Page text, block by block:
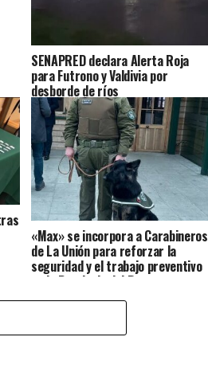
SENAPRED declara Alerta Roja
para Futrono y Valdivia por
desborde de ríos
«Max» se incorpora a Carabineros
de La Unión para reforzar la
seguridad y el trabajo preventivo
en la Provincia del Ranco